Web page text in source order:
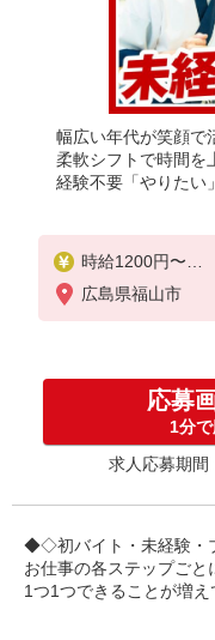
幅広い年代が笑顔
柔軟シフトで時間を
経験不要「やりたい
時給1200円〜
☆22時以降は時
広島県福山市
応募
1分
求人応募期間
◆◇初バイト・未経験・
お仕事の各ステップごと
1つ1つできることが増え